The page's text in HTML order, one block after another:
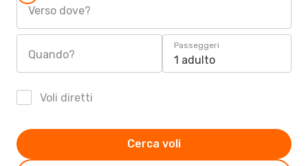
Verso dove?
Quando?
Passeggeri
1 adulto
Voli diretti
Cerca voli